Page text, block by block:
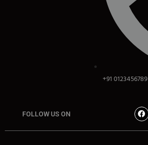
+91 0123456789
FOLLOW US ON